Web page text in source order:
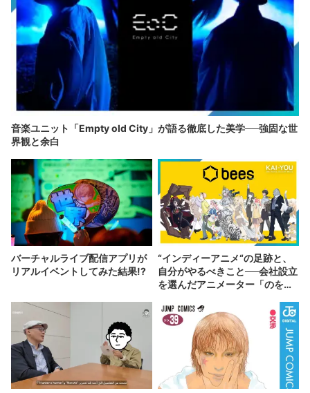
音楽ユニット「Empty old City」が語る徹底した美学──強固な世
界観と余白
バーチャルライブ配信アプリが
リアルイベントしてみた結果!?
“インディーアニメ“の足跡と、
自分がやるべきこと──会社設立
を選んだアニメーター「のを